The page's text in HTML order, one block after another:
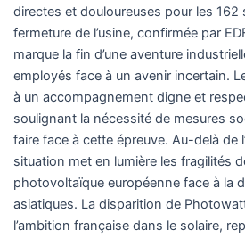
directes et douloureuses pour les 162
fermeture de l’usine, confirmée par
marque la fin d’une aventure
employés face à un avenir incertain.
à un accompagnement digne et
soulignant la nécessité de mesures
faire face à cette épreuve. Au-delà de
situation met en lumière les fragilités
photovoltaïque européenne face à la
asiatiques. La disparition de
l’ambition française dans le solaire,